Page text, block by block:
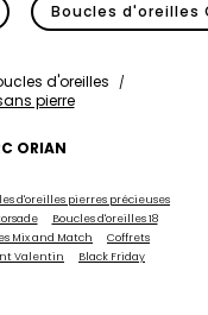
Boucles d'oreilles
d'oreilles
pierre
ORIAN
d'oreilles pierres précieuses
Boucles d'oreilles 18
Mix and Match
Coffrets
Valentin Black Friday